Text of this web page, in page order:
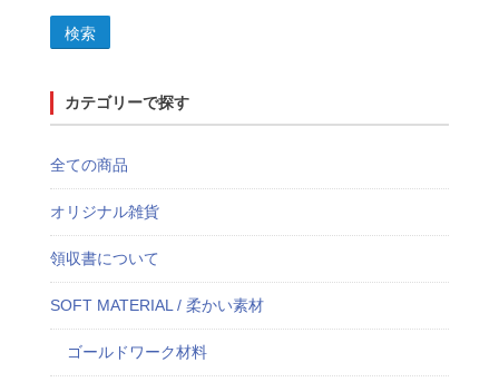
検索
カテゴリーで探す
全ての商品
オリジナル雑貨
領収書について
SOFT MATERIAL / 柔かい素材
ゴールドワーク材料